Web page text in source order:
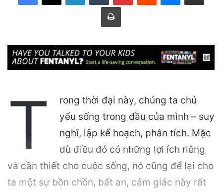
Print
T
rong thời đại này, chúng ta chủ
yếu sống trong đầu của mình – suy
nghĩ, lập kế hoạch, phân tích. Mặc
dù điều đó có những lợi ích riêng
và cần thiết cho cuộc sống, nó cũng để lại cho
ta một sự bồn chồn, bất an, cảm giác này rất